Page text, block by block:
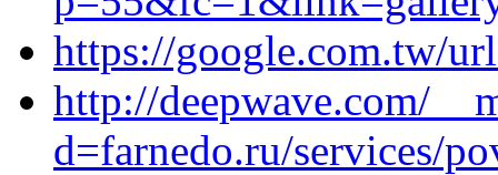
https://google.com.tw/
http://deepwave.com/
d=farnedo.ru/services/